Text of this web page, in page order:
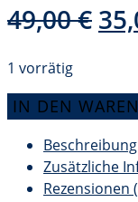
49,00€
1 vorrätig
Hamburger-
Hund
Leckerlitasche
grün
IN DEN
Beschreibung
Zusätzliche
Rezensionen